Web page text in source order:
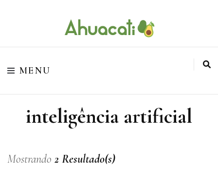
Ahuacati
O melhor da Internet em um só lugar
MENU
inteligência artificial
Mostrando 2 Resultado(s)